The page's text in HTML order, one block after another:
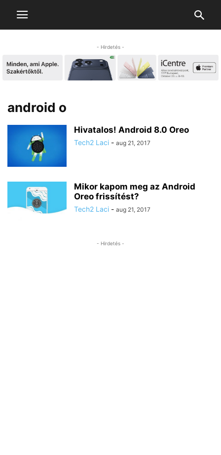
- Hirdetés -
android o
Hivatalos! Android 8.0 Oreo
Tech2 Laci - aug 21, 2017
Mikor kapom meg az Android
Oreo frissítést?
Tech2 Laci - aug 21, 2017
- Hirdetés -